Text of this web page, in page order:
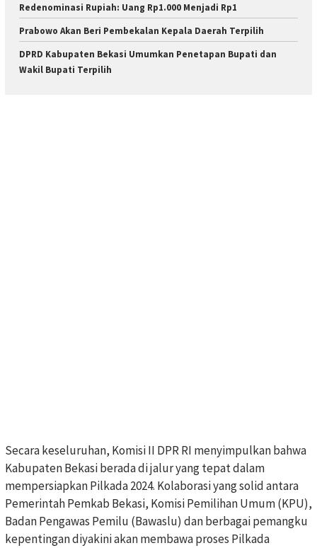
Redenominasi Rupiah: Uang Rp1.000 Menjadi Rp1
Prabowo Akan Beri Pembekalan Kepala Daerah Terpilih
DPRD Kabupaten Bekasi Umumkan Penetapan Bupati dan
Wakil Bupati Terpilih
Secara keseluruhan, Komisi II DPR RI menyimpulkan bahwa
Kabupaten Bekasi berada di jalur yang tepat dalam
mempersiapkan Pilkada 2024. Kolaborasi yang solid antara
Pemerintah Pemkab Bekasi, Komisi Pemilihan Umum (KPU),
Badan Pengawas Pemilu (Bawaslu) dan berbagai pemangku
kepentingan diyakini akan membawa proses Pilkada